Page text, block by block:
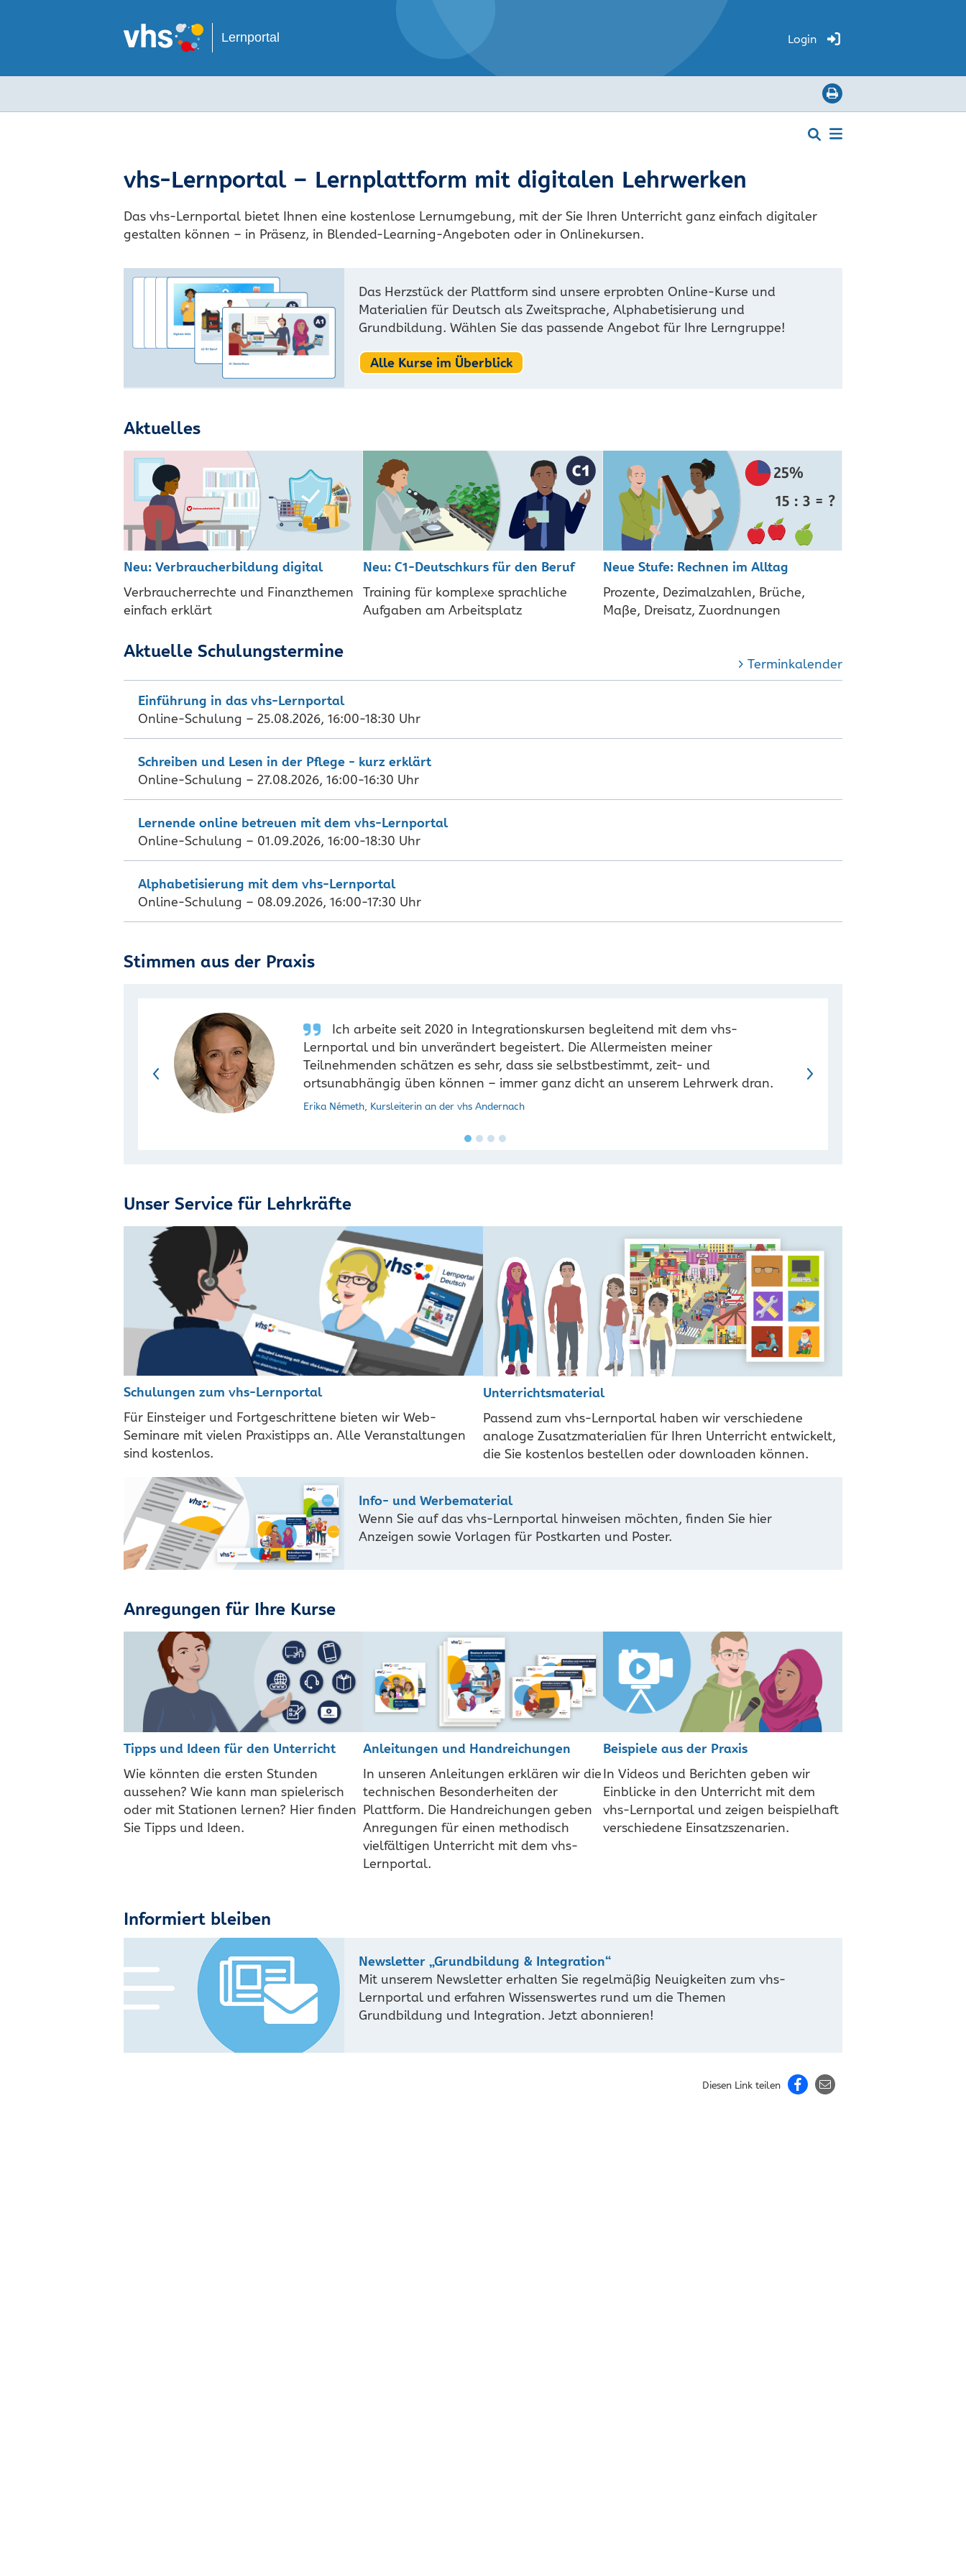
Lernportal Login
vhs-Lernportal – Lernplattform mit digitalen Lehrwerken
Das vhs-Lernportal bietet Ihnen eine kostenlose Lernumgebung, mit der Sie Ihren Unterricht ganz einfach digitaler
gestalten können – in Präsenz, in Blended-Learning-Angeboten oder in Onlinekursen.
Das Herzstück der Plattform sind unsere erprobten Online-Kurse und
Materialien für Deutsch als Zweitsprache, Alphabetisierung und
Grundbildung. Wählen Sie das passende Angebot für Ihre Lerngruppe!
Alle Kurse im Überblick
Aktuelles
Neu: Verbraucherbildung digital
Verbraucherrechte und Finanzthemen
einfach erklärt
Neu: C1-Deutschkurs für den Beruf
Training für komplexe sprachliche
Aufgaben am Arbeitsplatz
Neue Stufe: Rechnen im Alltag
Prozente, Dezimalzahlen, Brüche,
Maße, Dreisatz, Zuordnungen
Aktuelle Schulungstermine
Terminkalender
Einführung in das vhs-Lernportal
Online-Schulung – 25.08.2026, 16:00-18:30 Uhr
Schreiben und Lesen in der Pflege - kurz erklärt
Online-Schulung – 27.08.2026, 16:00-16:30 Uhr
Lernende online betreuen mit dem vhs-Lernportal
Online-Schulung – 01.09.2026, 16:00-18:30 Uhr
Alphabetisierung mit dem vhs-Lernportal
Online-Schulung – 08.09.2026, 16:00-17:30 Uhr
Stimmen aus der Praxis
Ich arbeite seit 2020 in Integrationskursen begleitend mit dem vhs-
Lernportal und bin unverändert begeistert. Die Allermeisten meiner
Teilnehmenden schätzen es sehr, dass sie selbstbestimmt, zeit- und
ortsunabhängig üben können – immer ganz dicht an unserem Lehrwerk dran.
Erika Németh, Kursleiterin an der vhs Andernach
Unser Service für Lehrkräfte
Schulungen zum vhs-Lernportal
Für Einsteiger und Fortgeschrittene bieten wir Web-
Seminare mit vielen Praxistipps an. Alle Veranstaltungen
sind kostenlos.
Unterrichtsmaterial
Passend zum vhs-Lernportal haben wir verschiedene
analoge Zusatzmaterialien für Ihren Unterricht entwickelt,
die Sie kostenlos bestellen oder downloaden können.
Info- und Werbematerial
Wenn Sie auf das vhs-Lernportal hinweisen möchten, finden Sie hier
Anzeigen sowie Vorlagen für Postkarten und Poster.
Anregungen für Ihre Kurse
Tipps und Ideen für den Unterricht
Wie könnten die ersten Stunden
aussehen? Wie kann man spielerisch
oder mit Stationen lernen? Hier finden
Sie Tipps und Ideen.
Anleitungen und Handreichungen
In unseren Anleitungen erklären wir die
technischen Besonderheiten der
Plattform. Die Handreichungen geben
Anregungen für einen methodisch
vielfältigen Unterricht mit dem vhs-
Lernportal.
Beispiele aus der Praxis
In Videos und Berichten geben wir
Einblicke in den Unterricht mit dem
vhs-Lernportal und zeigen beispielhaft
verschiedene Einsatzszenarien.
Informiert bleiben
Newsletter „Grundbildung & Integration“
Mit unserem Newsletter erhalten Sie regelmäßig Neuigkeiten zum vhs-
Lernportal und erfahren Wissenswertes rund um die Themen
Grundbildung und Integration. Jetzt abonnieren!
Diesen Link teilen